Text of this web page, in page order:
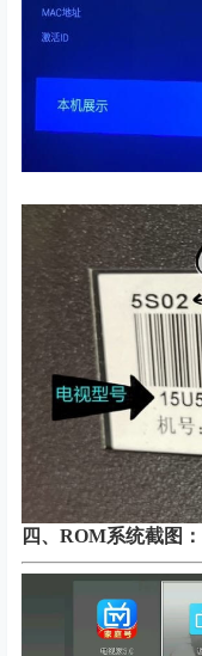
四、 ROM系统截图：